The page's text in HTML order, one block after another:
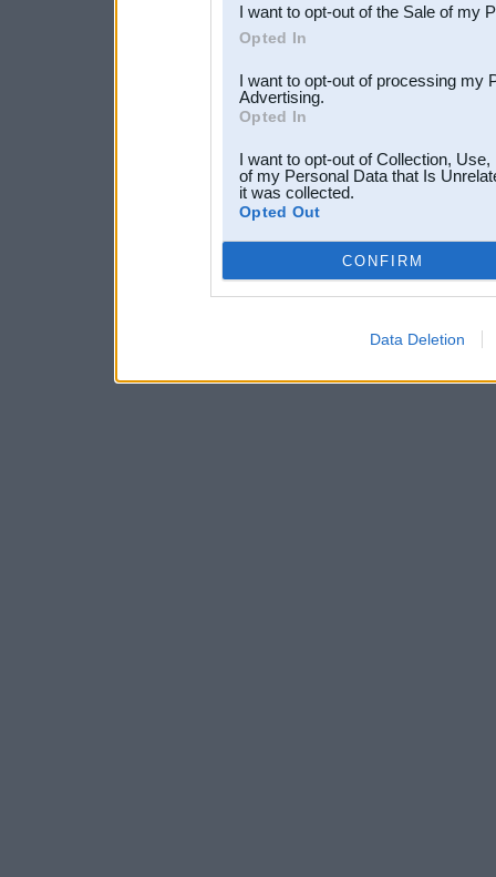
I want to opt-out of the Sale of my
Opted In
I want to opt-out of processing my
Advertising.
Opted In
I want to opt-out of Collection,
of my Personal Data that Is
it was collected.
Opted Out
CONFIRM
Data Deletion